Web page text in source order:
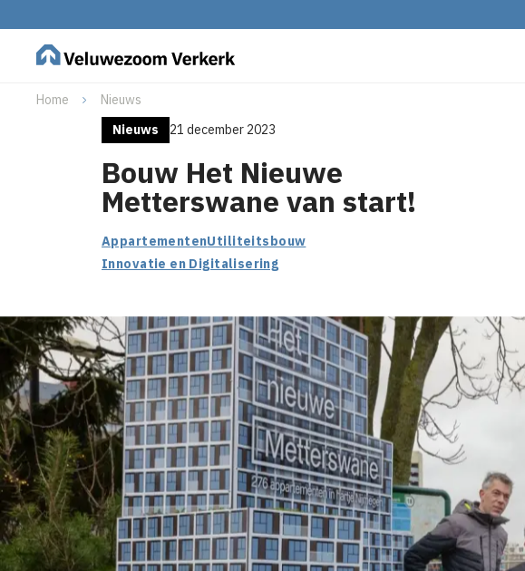
Home
Nieuws
Nieuws
21 december 2023
Bouw Het Nieuwe
Metterswane van start!
AppartementenUtiliteitsbouw
Innovatie en Digitalisering